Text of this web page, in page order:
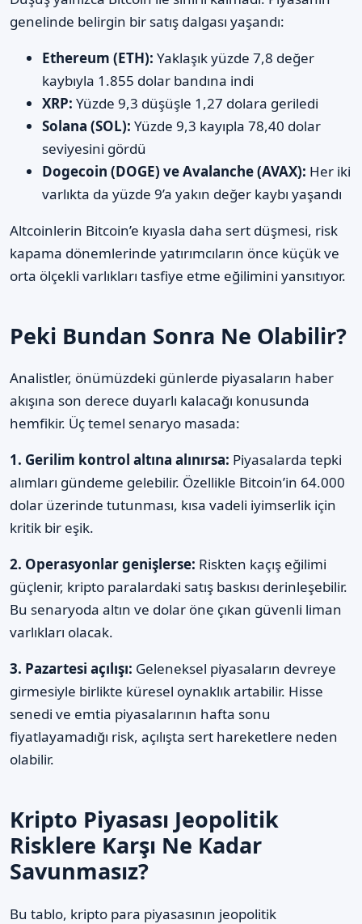
genelinde belirgin bir satış dalgası yaşandı:
Ethereum (ETH): Yaklaşık yüzde 7,8 değer
kaybıyla 1.855 dolar bandına indi
XRP: Yüzde 9,3 düşüşle 1,27 dolara geriledi
Solana (SOL): Yüzde 9,3 kayıpla 78,40 dolar
seviyesini gördü
Dogecoin (DOGE) ve Avalanche (AVAX): Her iki
varlıkta da yüzde 9’a yakın değer kaybı yaşandı
Altcoinlerin Bitcoin’e kıyasla daha sert düşmesi, risk
kapama dönemlerinde yatırımcıların önce küçük ve
orta ölçekli varlıkları tasfiye etme eğilimini yansıtıyor.
Peki Bundan Sonra Ne Olabilir?
Analistler, önümüzdeki günlerde piyasaların haber
akışına son derece duyarlı kalacağı konusunda
hemfikir. Üç temel senaryo masada:
1. Gerilim kontrol altına alınırsa: Piyasalarda tepki
alımları gündeme gelebilir. Özellikle Bitcoin’in 64.000
dolar üzerinde tutunması, kısa vadeli iyimserlik için
kritik bir eşik.
2. Operasyonlar genişlerse: Riskten kaçış eğilimi
güçlenir, kripto paralardaki satış baskısı derinleşebilir.
Bu senaryoda altın ve dolar öne çıkan güvenli liman
varlıkları olacak.
3. Pazartesi açılışı: Geleneksel piyasaların devreye
girmesiyle birlikte küresel oynaklık artabilir. Hisse
senedi ve emtia piyasalarının hafta sonu
fiyatlayamadığı risk, açılışta sert hareketlere neden
olabilir.
Kripto Piyasası Jeopolitik
Risklere Karşı Ne Kadar
Savunmasız?
Bu tablo, kripto para piyasasının jeopolitik